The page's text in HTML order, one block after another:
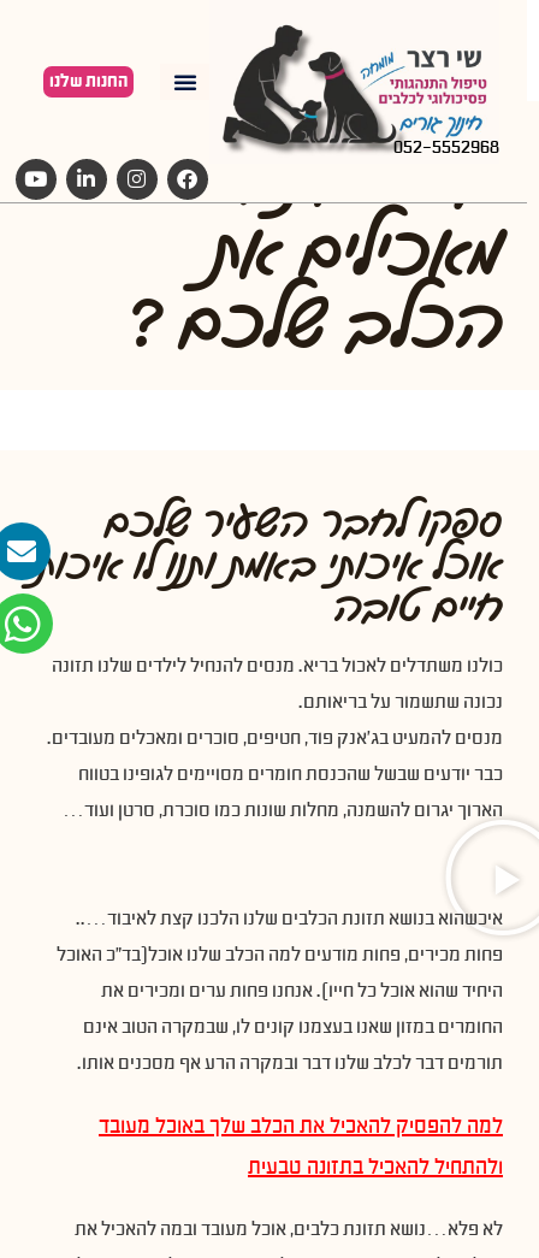
החנות שלנו
052-5552968
במה אתם
מאכילים את
הכלב שלכם ?
ספקו לחבר השעיר שלכם
אוכל איכותי באמת ותנו לו איכות
חיים טובה
כולנו משתדלים לאכול בריא. מנסים להנחיל לילדים שלנו תזונה
נכונה שתשמור על בריאותם.
מנסים להמעיט בג'אנק פוד, חטיפים, סוכרים ומאכלים מעובדים.
כבר יודעים שבשל שהכנסת חומרים מסויימים לגופינו בטווח
הארוך יגרום להשמנה, מחלות שונות כמו סוכרת, סרטן ועוד…
איכשהוא בנושא תזונת הכלבים שלנו הלכנו קצת לאיבוד…..
פחות מכירים, פחות מודעים למה הכלב שלנו אוכל(בד״כ האוכל
היחיד שהוא אוכל כל חייו). אנחנו פחות ערים ומכירים את
החומרים במזון שאנו בעצמנו קונים לו, שבמקרה הטוב אינם
תורמים דבר לכלב שלנו דבר ובמקרה הרע אף מסכנים אותו.
למה להפסיק להאכיל את הכלב שלך באוכל מעובד
ולהתחיל להאכיל בתזונה טבעית
לא פלא…נושא תזונת כלבים, אוכל מעובד ובמה להאכיל את